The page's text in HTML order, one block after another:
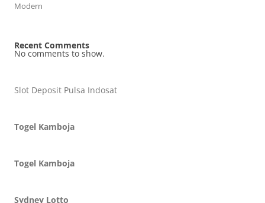
Modern
Recent Comments
No comments to show.
Slot Deposit Pulsa Indosat
Togel Kamboja
Togel Kamboja
Sydney Lotto